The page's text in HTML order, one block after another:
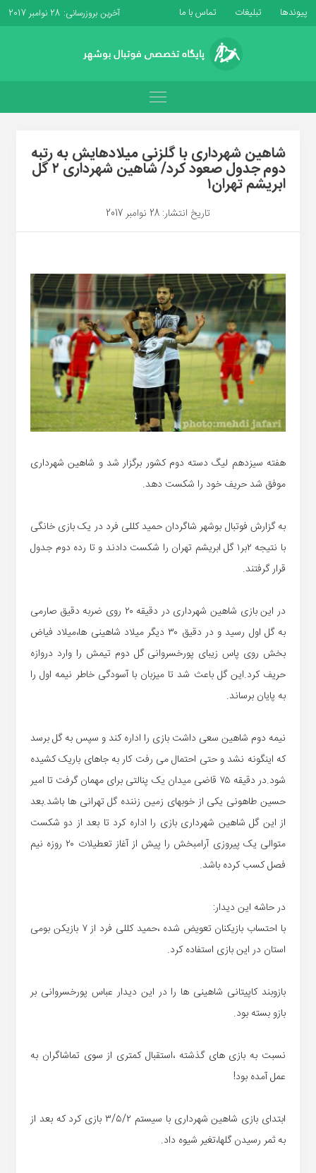
پیوندها تبلیغات تماس با ما آخرین بروزرسانی: 28 نوامبر 2017
شاهین شهرداری با گلزنی میلادهایش به رتبه
دوم جدول صعود کرد/ شاهین شهرداری ۲ گل
ابریشم تهران۱
تاریخ انتشار: 28 نوامبر 2017
هفته سیزدهم لیگ دسته دوم کشور برگزار شد و شاهین شهرداری
موفق شد حریف خود را شکست دهد.
به گزارش فوتبال بوشهر شاگردان حمید کللی فرد در یک بازی خانگی
با نتیجه ۲بر۱ گل ابریشم تهران را شکست دادند و تا رده دوم جدول
قرار گرفتند.
در این بازی شاهین شهرداری در دقیقه ۲۰ روی ضربه دقیق صارمی
به گل اول رسید و در دقیق ۳۰ دیگر میلاد شاهینی ها،میلاد فیاض
بخش روی پاس زیبای پورخسروانی گل دوم تیمش را وارد دروازه
حریف کرد.این گل باعث شد تا میزبان با آسودگی خاطر نیمه اول را
به پایان برساند.
نیمه دوم شاهین سعی داشت بازی را اداره کند و سپس به گل برسد
که اینگونه نشد و حتی احتمال می رفت کار به جاهای باریک کشیده
شود.در دقیقه ۷۵ قاضی میدان یک پنالتی برای مهمان گرفت تا امیر
حسین طاهونی یکی از خوبهای زمین زننده گل تهرانی ها باشد.بعد
از این گل شاهین شهرداری بازی را اداره کرد تا بعد از دو شکست
متوالی یک پیروزی آرامبخش را پیش از آغاز تعطیلات ۲۰ روزه نیم
فصل کسب کرده باشد.
در حاشه این دیدار:
با احتساب بازیکنان تعویض شده ،حمید کللی فرد از ۷ بازیکن بومی
استان در این بازی استفاده کرد.
بازوبند کاپیتانی شاهینی ها را در این دیدار عباس پورخسروانی بر
بازو بسته بود.
نسبت به بازی های گذشته ،استقبال کمتری از سوی تماشاگران به
عمل آمده بود!
ابتدای بازی شاهین شهرداری با سیستم ۳/۵/۲ بازی کرد که بعد از
به ثمر رسیدن گلها،تغیر شیوه داد.